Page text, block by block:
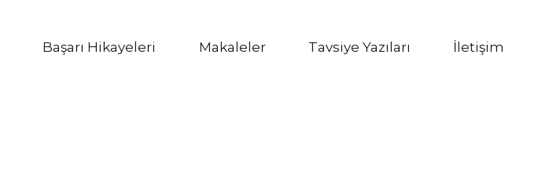
Başarı Hikayeleri Makaleler Tavsiye Yazıları İletişim